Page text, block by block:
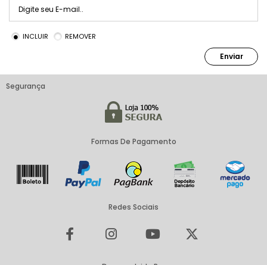
INCLUIR REMOVER
Enviar
Segurança
Formas De Pagamento
Redes Sociais